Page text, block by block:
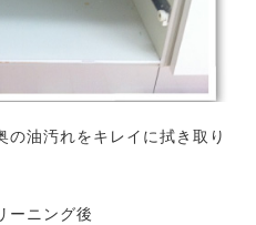
の油汚れをキレイに拭き取り
ーニング後